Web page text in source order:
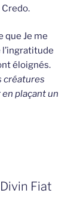
que Je me
éloignés.
créatures
plaçant un
Fiat